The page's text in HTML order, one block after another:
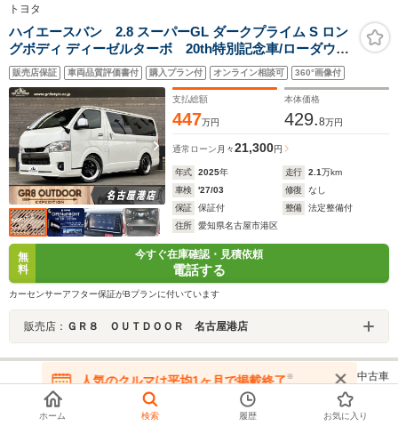
トヨタ
ハイエースバン 2.8 スーパーGL ダークプライム S ロン
グボディ ディーゼルターボ 20th特別記念車/ローダウン/
バッドフェイス/フロントスポイラー/18インチアルミホイ
ール/リーガルフェンダー/ベッドキット/純正ナビ/パノラ
ミックビューモニター/パワースライドドア
販売店保証 車両品質評価書付 購入プラン付 オンライン相談可 360°画像付
支払総額
447万円
本体価格
429.8万円
通常ローン 月々21,300円
年式 2025年 走行 2.1万km
車検
'27/03 修復
なし
保証
保証付 整備
法定整備付
住所
愛知県名古屋市港区
無
料
今すぐ在庫確認・見積依頼
電話する
カーセンサーアフター保証がBプランに付いています
販売店： ＧＲ８ ＯＵＴＤＯＯＲ 名古屋港店
トヨタ ハイエースバン（全国）の中古車
人気のクルマは平均1ヶ月で掲載終了※
在庫が無くなる前にお問い合わせください
ホーム 検索 履歴 お気に入り